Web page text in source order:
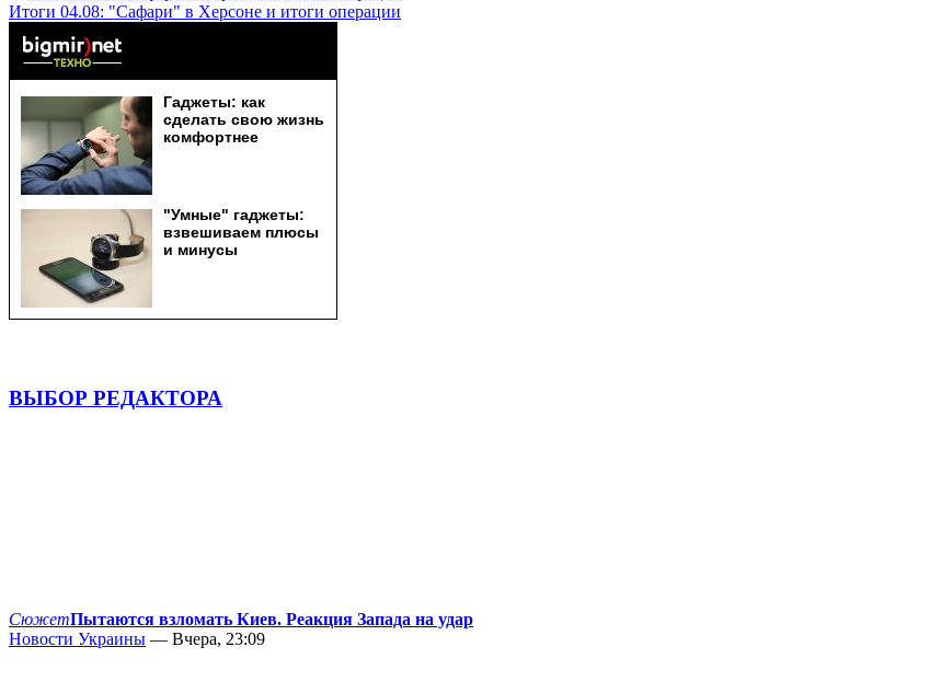
Итоги 04.08: "Сафари" в Херсоне и итоги операции
ВЫБОР РЕДАКТОРА
СюжетПытаются взломать Киев. Реакция Запада на удар
Новости Украины — Вчера, 23:09